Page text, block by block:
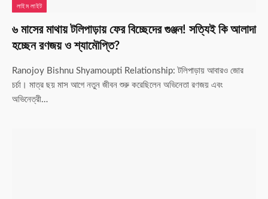
লাইম লাইট
৬ মাসের মাথায় টলিপাড়ায় ফের বিচ্ছেদের গুঞ্জন! সত্যিই কি আলাদা
হচ্ছেন রণজয় ও শ্যামৌপ্তি?
Ranojoy Bishnu Shyamoupti Relationship: টলিপাড়ায় আবারও জোর
চর্চা। মাত্র ছয় মাস আগে নতুন জীবন শুরু করেছিলেন অভিনেতা রণজয় এবং
অভিনেত্রী…